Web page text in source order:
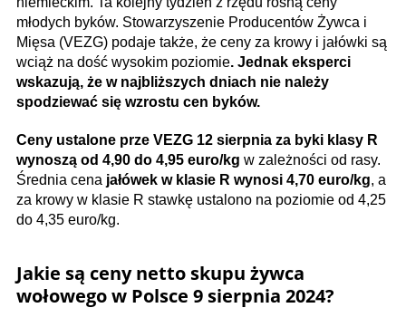
młodych byków. Stowarzyszenie Producentów Żywca i
Mięsa (VEZG) podaje także, że ceny za krowy i jałówki są
wciąż na dość wysokim poziomie. Jednak eksperci
wskazują, że w najbliższych dniach nie należy
spodziewać się wzrostu cen byków.
Ceny ustalone prze VEZG 12 sierpnia za byki klasy R
wynoszą od 4,90 do 4,95 euro/kg w zależności od rasy.
Średnia cena jałówek w klasie R wynosi 4,70 euro/kg, a
za krowy w klasie R stawkę ustalono na poziomie od 4,25
do 4,35 euro/kg.
Jakie są ceny netto skupu żywca
wołowego w Polsce 9 sierpnia 2024?